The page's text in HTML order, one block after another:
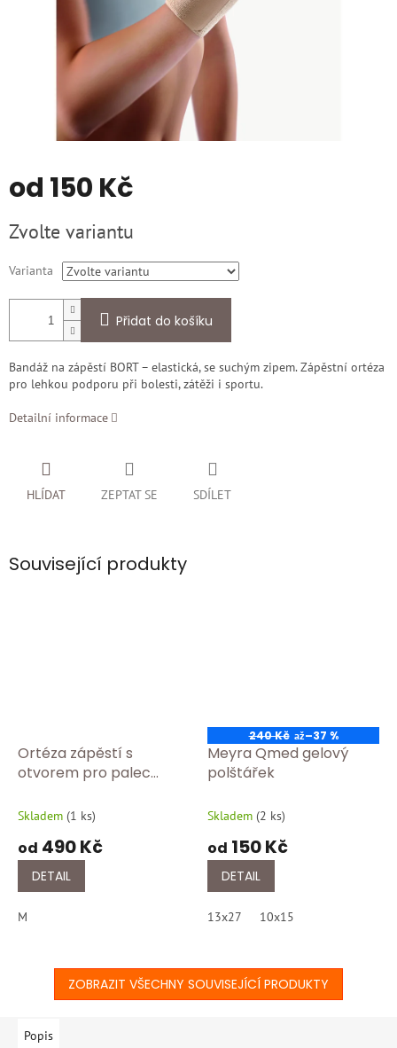
od 150 Kč
cena:
Zvolte variantu
Varianta
Přidat do košíku
Bandáž na zápěstí BORT – elastická, se suchým zipem. Zápěstní ortéza
pro lehkou podporu při bolesti, zátěži i sportu.
Detailní informace
ZEPTAT SE
HLÍDAT SDÍLET
Související produkty
Ortéza zápěstí s
otvorem pro palec
Skladem (1 ks)
od 490 Kč
DETAIL
M
240 Kč až–37 %
Meyra Qmed gelový
polštářek
Skladem (2 ks)
od 150 Kč
DETAIL
13x27 10x15
ZOBRAZIT VŠECHNY SOUVISEJÍCÍ PRODUKTY
Popis